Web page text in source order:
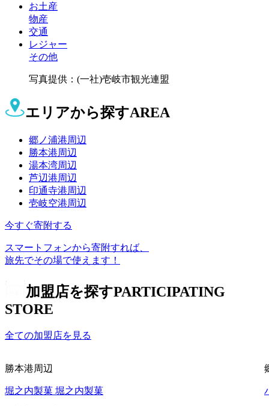
お土産
物産
交通
レジャー
その他
写真提供：(一社)壱岐市観光連盟
エリアから探すAREA
郷ノ浦港周辺
勝本港周辺
湯本湾周辺
芦辺港周辺
印通寺港周辺
壱岐空港周辺
今すぐ寄附する
スマートフォンから寄附すれば、
旅先でその場で使えます！
加盟店を探すPARTICIPATING
STORE
全ての加盟店を見る
勝本港周辺
堀之内製菓 堀之内製菓